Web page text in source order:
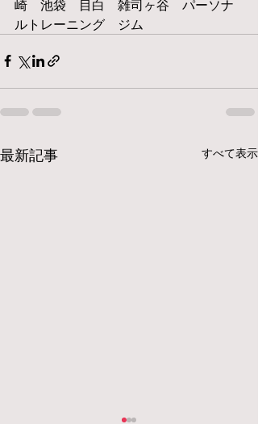
崎　池袋　目白　雑司ヶ谷　パーソナ
ルトレーニング　ジム
最新記事 すべて表示